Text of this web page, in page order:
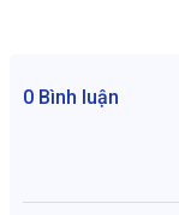
0 Bình luận